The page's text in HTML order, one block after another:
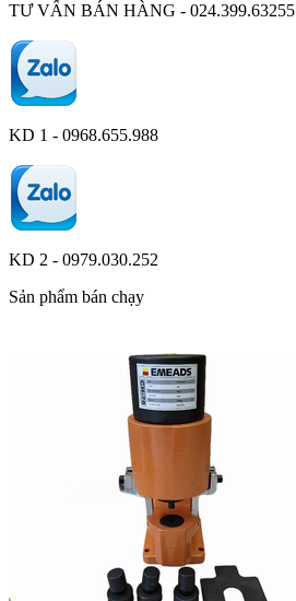
TƯ VẤN BÁN HÀNG - 024.399.63255
KD 1 - 0968.655.988
KD 2 - 0979.030.252
Sản phẩm bán chạy